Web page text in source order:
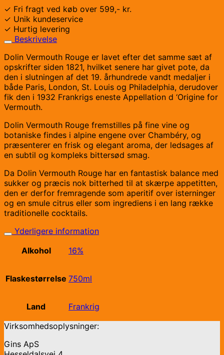
✓ Fri fragt ved køb over 599,- kr.
✓ Unik kundeservice
✓ Hurtig levering
Beskrivelse
Dolin Vermouth Rouge er lavet efter det samme sæt af
opskrifter siden 1821, hvilket senere har givet pote, da
den i slutningen af det 19. århundrede vandt medaljer i
både Paris, London, St. Louis og Philadelphia, derudover
fik den i 1932 Frankrigs eneste Appellation d ‘Origine for
Vermouth.
Dolin Vermouth Rouge fremstilles på fine vine og
botaniske findes i alpine engene over Chambéry, og
præsenterer en frisk og elegant aroma, der ledsages af
en subtil og kompleks bittersød smag.
Da Dolin Vermouth Rouge har en fantastisk balance med
sukker og præcis nok bitterhed til at skærpe appetitten,
den er derfor fremragende som aperitif over isterninger
og en smule citrus eller som ingrediens i en lang række
traditionelle cocktails.
Yderligere information
Alkohol
16%
Flaskestørrelse 750ml
Land
Frankrig
Virksomhedsoplysninger:
Gins ApS